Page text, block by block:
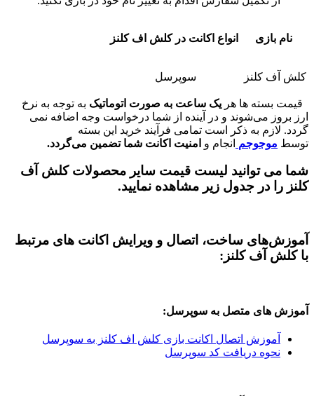
نام بازی انواع اکانت در کلش اف کلنز
کلش آف کلنز سوپرسل
قیمت بسته ها هر یک ساعت به صورت اتوماتیک به توجه به نرخ
ارز بروز می‌شوند و در آینده از شما درخواست وجه اضافه نمی
گردد. لازم به ذکر است تمامی فرآیند خرید این بسته
توسط موجوجم انجام و امنیت اکانت شما تضمین می‌گردد.
شما می توانید لیست قیمت سایر محصولات کلش آف
کلنز را در جدول زیر مشاهده نمایید.
آموزش‌های ساخت، اتصال و ویرایش اکانت های مرتبط
با کلش آف کلنز:
آموزش های متصل به سوپرسل:
آموزش اتصال اکانت بازی کلش اف کلنز به سوپرسل
نحوه دریافت کد سوپرسل